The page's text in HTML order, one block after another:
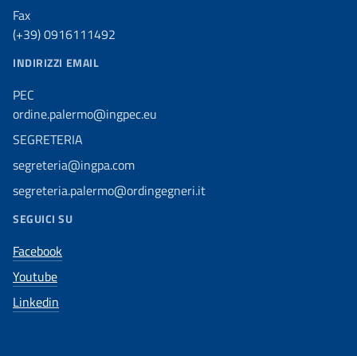
Fax
(+39) 0916111492
INDIRIZZI EMAIL
PEC
ordine.palermo@ingpec.eu
SEGRETERIA
segreteria@ingpa.com
segreteria.palermo@ordingegneri.it
SEGUICI SU
Facebook
Youtube
Linkedin